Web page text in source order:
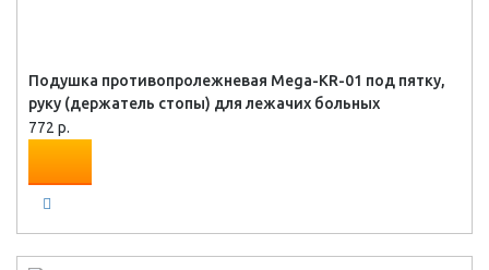
Подушка противопролежневая Mega-KR-01 под пятку,
руку (держатель стопы) для лежачих больных
772 р.